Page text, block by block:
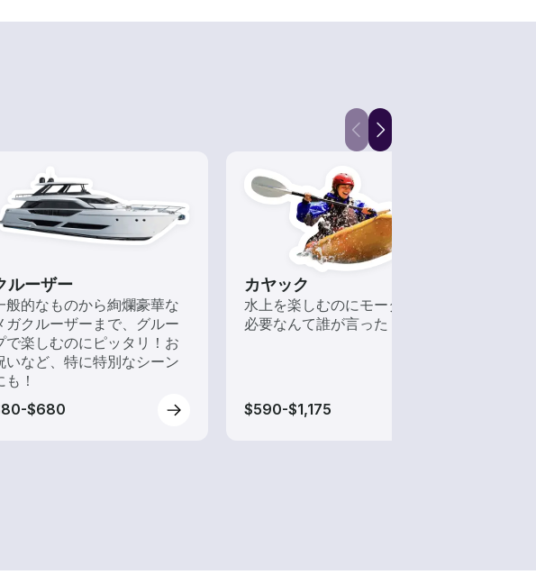
ルーザー
般的なものから絢爛豪華な
ガクルーザーまで、グルー
で楽しむのにピッタリ！お
いなど、特に特別なシーン
も！
$680
カヤック
水上を楽しむのにモーターが
必要なんて誰が言った？
$590-$1,175